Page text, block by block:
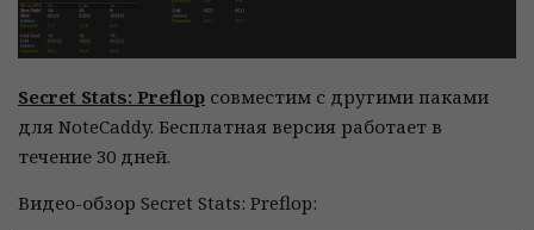
Secret Stats: Preflop совместим с другими паками
для NoteCaddy. Бесплатная версия работает в
течение 30 дней.
Видео-обзор Secret Stats: Preflop: